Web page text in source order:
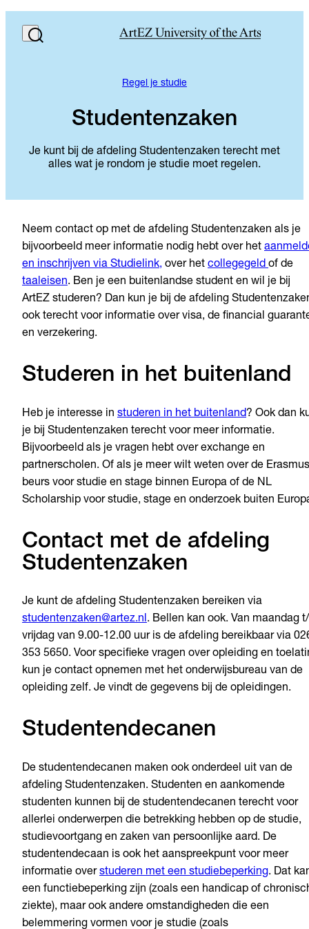
Regel je studie
Studentenzaken
Je kunt bij de afdeling Studentenzaken terecht met
alles wat je rondom je studie moet regelen.
Neem contact op met de afdeling Studentenzaken als je
bijvoorbeeld meer informatie nodig hebt over het
en inschrijven via Studielink, over het collegegeld of de
taaleisen. Ben je een buitenlandse student en wil je bij
ArtEZ studeren? Dan kun je bij de afdeling
ook terecht voor informatie over visa, de financial
en verzekering.
Studeren in het buitenland
Heb je interesse in studeren in het buitenland? Ook dan
je bij Studentenzaken terecht voor meer informatie.
Bijvoorbeeld als je vragen hebt over exchange en
partnerscholen. Of als je meer wilt weten over de
beurs voor studie en stage binnen Europa of de NL
Scholarship voor studie, stage en onderzoek buiten
Contact met de afdeling
Studentenzaken
Je kunt de afdeling Studentenzaken bereiken via
studentenzaken@artez.nl. Bellen kan ook. Van maandag
vrijdag van 9.00-12.00 uur is de afdeling bereikbaar via
353 5650. Voor specifieke vragen over opleiding en
kun je contact opnemen met het onderwijsbureau van de
opleiding zelf. Je vindt de gegevens bij de opleidingen.
Studentendecanen
De studentendecanen maken ook onderdeel uit van de
afdeling Studentenzaken. Studenten en aankomende
studenten kunnen bij de studentendecanen terecht voor
allerlei onderwerpen die betrekking hebben op de studie,
studievoortgang en zaken van persoonlijke aard. De
studentendecaan is ook het aanspreekpunt voor meer
informatie overstuderen met een studiebeperking. Dat
een functiebeperking zijn (zoals een handicap of
ziekte), maar ook andere omstandigheden die een
belemmering vormen voor je studie (zoals